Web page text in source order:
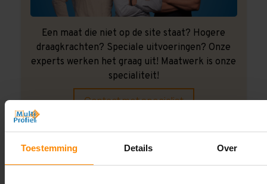
Toestemming Details Over
Een maat die niet op de site staat? Hogere
draagkrachten? Speciale uitvoeringen? Onze
experts werken het graag uit! Maatwerk is onze
specialiteit!
Contact met specialist
Montage uitbesteden?